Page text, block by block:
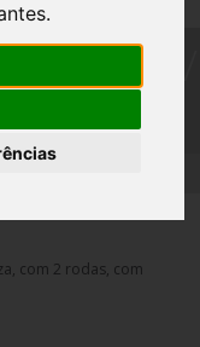
C/
CINZA
com 2 rodas, com